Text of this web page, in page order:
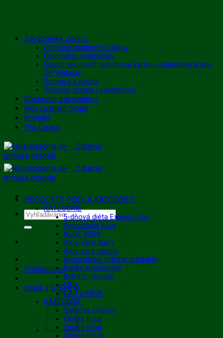
Skip
Zákaznícky servis
Ochrana osobných údajov
Obchodné podmienky
Návod ako platiť platobnou kartou v platobnej bráne
GP Webpay
Doprava a platba
Vrátenie tovaru / reklamácia
Recenzie zákazníkov
Môj zoznam prianí
Kontakt
Pre Česko
Hľadať:
Prihlásenie
Košík / 0.00€ 0
PRODUKTY PODĽA KATEGÓRIE
KATEGÓRIE
5-dňová diéta Express Diet
Ajurvédska káva
ALOE VERA
Aloe Vera šťavy
Aloe vera tablety
Amazónske bylinné produkty
Banky a pomôcky
Bylinné náplasti
CBD
ČAJ a KÁVA
KATEGÓRIE
Čakrové sviečky
Čínske huby
Čínska káva
Čínske plody